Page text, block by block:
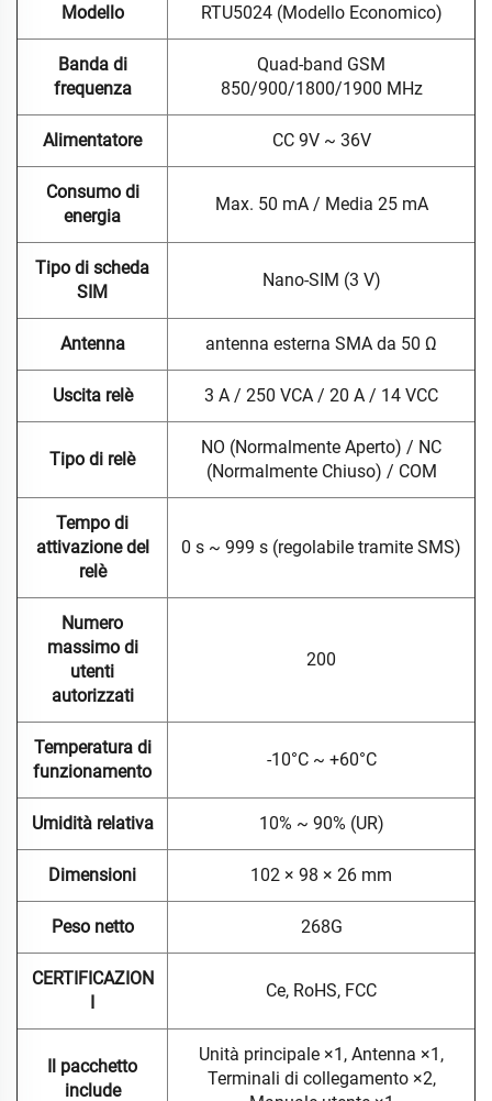
Modello RTU5024 (Modello Economico)
Banda di
frequenza
Quad-band GSM
850/900/1800/1900 MHz
Alimentatore CC 9V ~ 36V
Consumo di
energia
Max. 50 mA / Media 25 mA
Tipo di scheda
SIM
Nano-SIM (3 V)
Antenna antenna esterna SMA da 50 Ω
Uscita relè 3 A / 250 VCA / 20 A / 14 VCC
Tipo di relè
NO (Normalmente Aperto) / NC
(Normalmente Chiuso) / COM
Tempo di
attivazione del
relè
0 s ~ 999 s (regolabile tramite SMS)
Numero
massimo di
utenti
autorizzati
200
Temperatura di
funzionamento
-10°C ~ +60°C
Umidità relativa 10% ~ 90% (UR)
Dimensioni 102 × 98 × 26 mm
Peso netto 268G
CERTIFICAZION
I
Ce, RoHS, FCC
Il pacchetto
include
Unità principale ×1, Antenna ×1,
Terminali di collegamento ×2,